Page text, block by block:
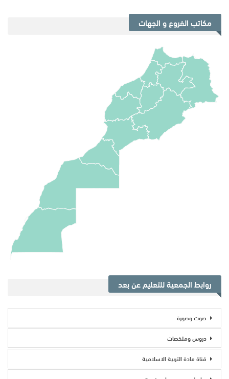
مكاتب الفروع و الجهات
روابط الجمعية للتعليم عن بعد
صوت وصورة
دروس وملخصات
قناة مادة التربية الاسلامية